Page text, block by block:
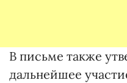
В письме также
дальнейшее